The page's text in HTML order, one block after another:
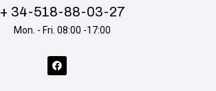
+ 34-518-88-03-27
Mon. - Fri. 08:00 -17:00